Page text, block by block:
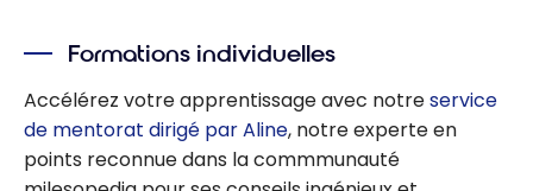
de crédit
pour
accumuler
facilement
des
remises en
Formations individuelles
Accélérez votre apprentissage avec notreservice
de mentorat dirigé par Aline, notre experte en
points reconnue dans la commmunauté